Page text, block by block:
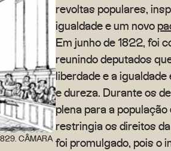
CÂMARA
revoltas populares,
igualdade e um novo
Em junho de 1822, foi
reunindo deputados
liberdade e a
e dureza. Durante os
plena para a
restringia os direitos
foi promulgado, pois o